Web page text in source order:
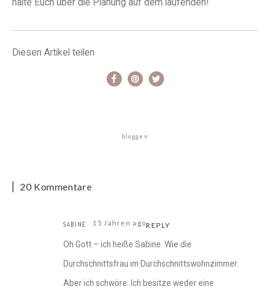
Diesen Artikel teilen
bloggen
20 Kommentare
SABINE 15 Jahren agoREPLY
Oh Gott – ich heiße Sabine. Wie die
Durchschnittsfrau im Durchschnittswohnzimmer.
Aber ich schwöre: Ich besitze weder eine